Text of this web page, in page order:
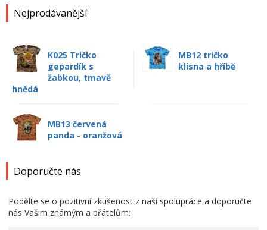
Nejprodávanější
K025 Tričko
gepardík s
žabkou, tmavě
hnědá
MB12 tričko
klisna a hříbě
MB13 červená
panda - oranžová
Doporučte nás
Podělte se o pozitivní zkušenost z naší spolupráce a doporučte
nás Vašim známým a přátelům: